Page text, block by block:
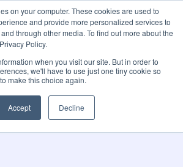
on your computer. These cookies are used to
and provide more personalized services to
through other media. To find out more about the
Policy.
when you visit our site. But in order to
we'll have to use just one tiny cookie so
make this choice again.
Accept Decline